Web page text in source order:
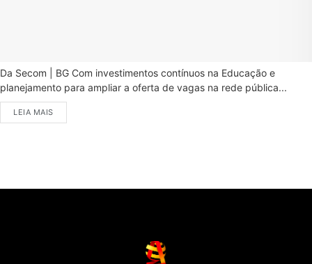
Da Secom | BG Com investimentos contínuos na Educação e
planejamento para ampliar a oferta de vagas na rede pública...
LEIA MAIS